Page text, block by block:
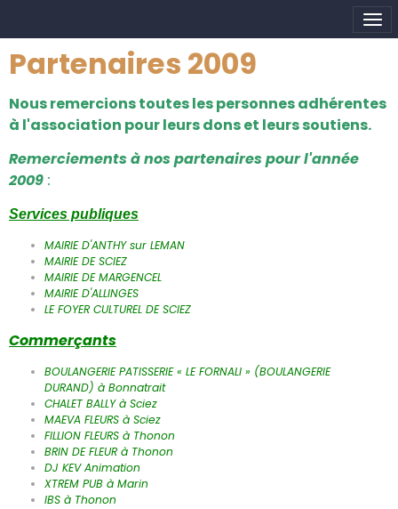
Partenaires 2009
Nous remercions toutes les personnes adhérentes
à l'association pour leurs dons et leurs soutiens.
Remerciements à nos partenaires pour l'année
2009 :
Services publiques
MAIRIE D'ANTHY sur LEMAN
MAIRIE DE SCIEZ
MAIRIE DE MARGENCEL
MAIRIE D'ALLINGES
LE FOYER CULTUREL DE SCIEZ
Commerçants
BOULANGERIE PATISSERIE « LE FORNALI » (BOULANGERIE
DURAND) à Bonnatrait
CHALET BALLY à Sciez
MAEVA FLEURS à Sciez
FILLION FLEURS à Thonon
BRIN DE FLEUR à Thonon
DJ KEV Animation
XTREM PUB à Marin
IBS à Thonon